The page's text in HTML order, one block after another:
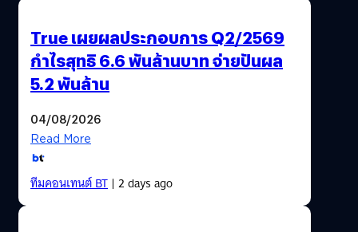
True เผยผลประกอบการ Q2/2569
กำไรสุทธิ 6.6 พันล้านบาท จ่ายปันผล
5.2 พันล้าน
04/08/2026
Read More
ทีมคอนเทนต์ BT| 2 days ago